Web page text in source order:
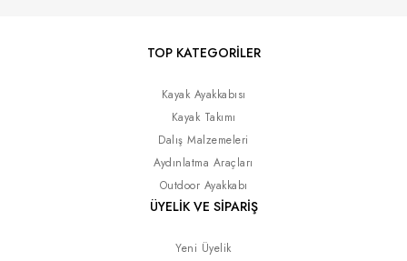
TOP KATEGORİLER
Kayak Ayakkabısı
Kayak Takımı
Dalış Malzemeleri
Aydınlatma Araçları
Outdoor Ayakkabı
ÜYELİK VE SİPARİŞ
Yeni Üyelik